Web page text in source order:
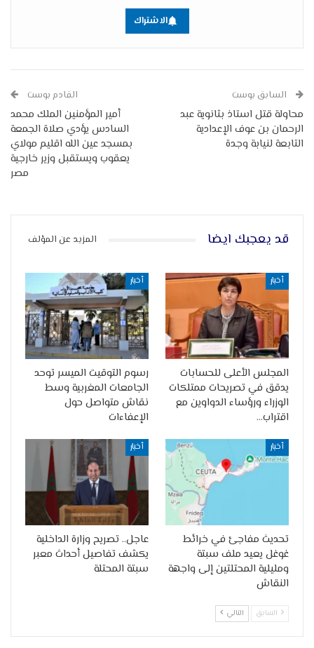
الاشتراك
السابق بوست
محاولة قتل استاذ بثانوية عبد
الرحمان بن عوف الإعدادية
التابعة لنيابة وجدة
القادم بوست
أمير المؤمنين الملك محمد
السادس يؤدي صلاة الجمعة
بمسجد عين الله اقليم مولاي
يعقوب ويستقبل وزير خارجية
مصر
قد يعجبك ايضا المزيد عن المؤلف
أخبار
المجلس الأعلى للحسابات
يدقق في تصريحات ممتلكات
الوزراء ورؤساء الدواوين مع
اقتراب…
أخبار
رسوم التوقيت الميسر توحد
الجامعات المغربية وسط
نقاش متواصل حول
الإعفاءات
أخبار
تحديث مفاجئ في خرائط
غوغل يعيد ملف سبتة
ومليلية المحتلتين إلى واجهة
النقاش
أخبار
عاجل.. تصريح وزارة الداخلية
يكشف تفاصيل أحداث معبر
سبتة المحتلة
السابق التالي